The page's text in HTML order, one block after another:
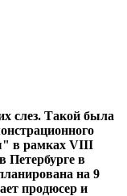
слез. Такой была
в рамках VIII
Петербурге в
на 9
продюсер и